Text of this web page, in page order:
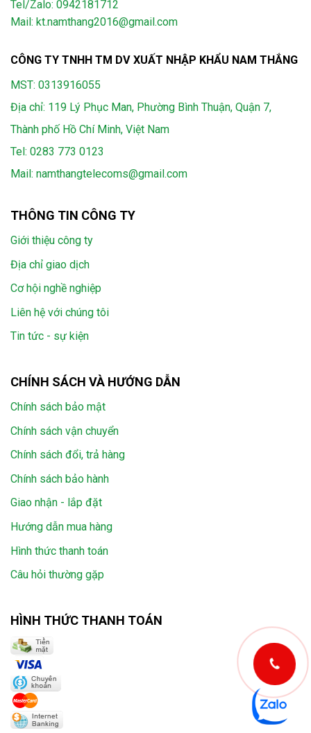
Tel/Zalo: 0942181712
Mail: kt.namthang2016@gmail.com
CÔNG TY TNHH TM DV XUẤT NHẬP KHẨU NAM THẮNG
MST: 0313916055
Địa chỉ: 119 Lý Phục Man, Phường Bình Thuận, Quận 7,
Thành phố Hồ Chí Minh, Việt Nam
Tel: 0283 773 0123
Mail: namthangtelecoms@gmail.com
THÔNG TIN CÔNG TY
Giới thiệu công ty
Địa chỉ giao dịch
Cơ hội nghề nghiệp
Liên hệ với chúng tôi
Tin tức - sự kiện
CHÍNH SÁCH VÀ HƯỚNG DẪN
Chính sách bảo mật
Chính sách vận chuyển
Chính sách đổi, trả hàng
Chính sách bảo hành
Giao nhận - lắp đặt
Hướng dẫn mua hàng
Hình thức thanh toán
Câu hỏi thường gặp
HÌNH THỨC THANH TOÁN